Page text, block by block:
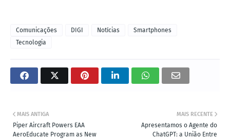
Comunicações DIGI Notícias
Smartphones
Tecnologia
MAIS RECENTE
Apresentamos o Agente do
ChatGPT: a União Entre
MAIS ANTIGA
Piper Aircraft Powers EAA
AeroEducate Program as New